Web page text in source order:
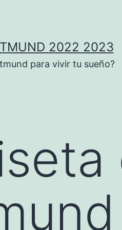
2022 2023
para vivir tu sueño?